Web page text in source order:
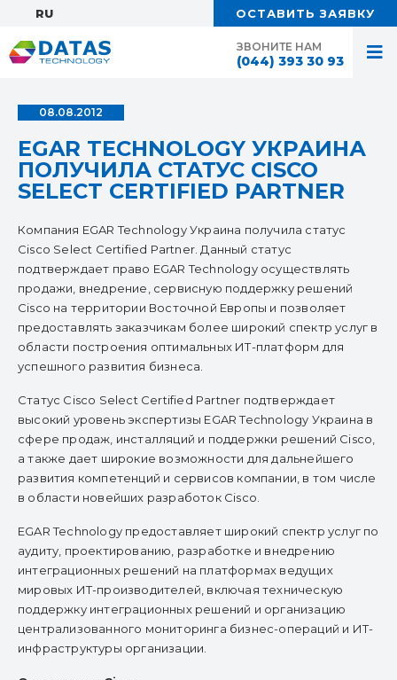
ЗВОНИТЕ НАМ
(044) 393 30 93
RU: ОСТАВИТЬ ЗАЯВКУ
08.08.2012
EGAR TECHNOLOGY УКРАИНА
ПОЛУЧИЛА СТАТУС CISCO
SELECT CERTIFIED PARTNER
Компания EGAR Technology Украина получила статус
Cisco Select Certified Partner. Данный статус
подтверждает право EGAR Technology осуществлять
продажи, внедрение, сервисную поддержку решений
Cisco на территории Восточной Европы и позволяет
предоставлять заказчикам более широкий спектр услуг в
области построения оптимальных ИТ-платформ для
успешного развития бизнеса.
Статус Cisco Select Certified Partner подтверждает
высокий уровень экспертизы EGAR Technology Украина в
сфере продаж, инсталляций и поддержки решений Cisco,
а также дает широкие возможности для дальнейшего
развития компетенций и сервисов компании, в том числе
в области новейших разработок Cisco.
EGAR Technology предоставляет широкий спектр услуг по
аудиту, проектированию, разработке и внедрению
интеграционных решений на платформах ведущих
мировых ИТ-производителей, включая техническую
поддержку интеграционных решений и организацию
централизованного мониторинга бизнес-операций и ИТ-
инфраструктуры организации.